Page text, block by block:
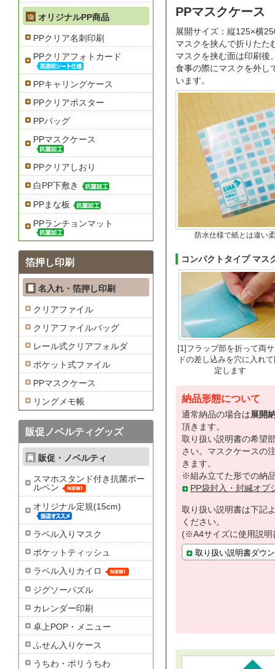
PPマスクケース
展開サイズ：縦125×横
マスクを挟んで折りたた
マスクを挟む面は印刷後
食事の際にマスクを外し
います。
防水仕様で紙とは違い
コンパクトタイプ マス
[1]フラップ部を折って両
ドの差し込みを穴に入れ
定します
納品形態について
通常納品の場合は展開
頂きます。
取り扱い説明書の希望
さい。マスクケースの
きます。
※組み立てた形での納
PP袋封入・封緘オプ
取り扱い説明書は下記
ください。
(※A4サイズに使用説明
取り扱い説明書ダウ
オリジナルPP商品
PPクリア名刺印刷
PPクリアフォトカード
PPキャリングケース
PPクリアポスター
PPバッグ
PPマスクケース
PPクリアしおり
白PP下敷き
PPまな板
PPランチョンマット
箔押し印刷
名入れ・箔押し印刷
クリアファイル
クリアファイルバッグ
レール式クリアフォルダ
ポケット式ファイル
PPマスクケース
リングメモ帳
販促ノベルティグッズ
販促・ノベルティ
スマホスタンド付き抗菌ボー
ルペン
オリジナル定規(15cm)
ラベル入りマスク
ポケットティッシュ
ラベル入りカイロ
ジグソーパズル
カレンダー印刷
卓上POP・メニュー
ふせん入りケース
うちわ・ポリうちわ